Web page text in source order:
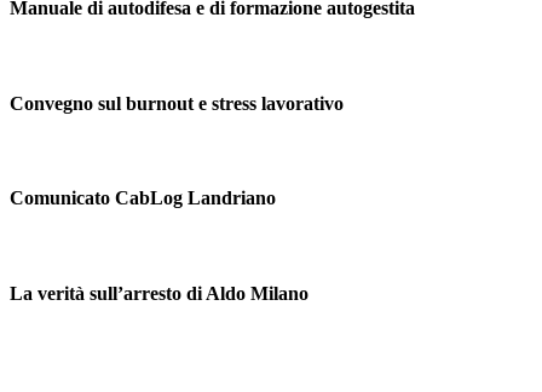
Manuale di autodifesa e di formazione autogestita
Convegno sul burnout e stress lavorativo
Comunicato CabLog Landriano
La verità sull’arresto di Aldo Milano